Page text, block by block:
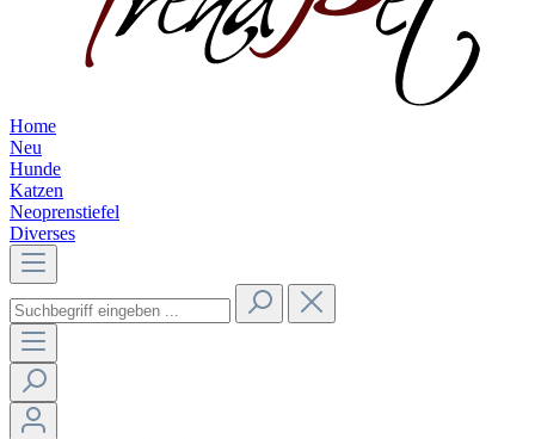
Home
Neu
Hunde
Katzen
Neoprenstiefel
Diverses